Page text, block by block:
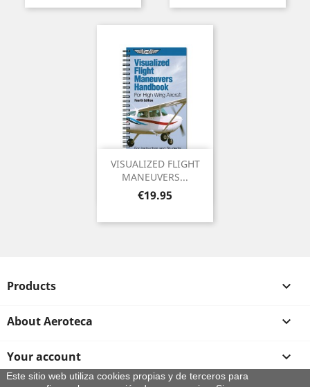
VISUALIZED FLIGHT
MANEUVERS...
Price
€19.95
Products 
About Aeroteca 
Your account 
Este sitio web utiliza cookies propias y de terceros para